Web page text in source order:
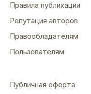
Правила публикации
Репутация авторов
Правообладателям
Пользователям
Публичная оферта